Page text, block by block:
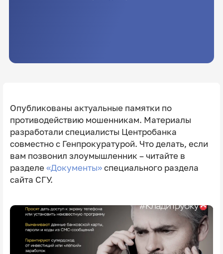
Опубликованы актуальные памятки по
противодействию мошенникам. Материалы
разработали специалисты Центробанка
совместно с Генпрокуратурой. Что делать, если
вам позвонил злоумышленник – читайте в
разделе «Документы»специального раздела
сайта СГУ.